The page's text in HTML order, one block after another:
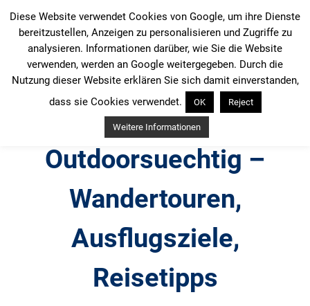
Inhalt
springen
Outdoorsuechtig –
Wandertouren,
Ausflugsziele,
Reisetipps
Diese Website verwendet Cookies von Google, um ihre Dienste
bereitzustellen, Anzeigen zu personalisieren und Zugriffe zu
analysieren. Informationen darüber, wie Sie die Website
verwenden, werden an Google weitergegeben. Durch die
Nutzung dieser Website erklären Sie sich damit einverstanden,
dass sie Cookies verwendet.
OK Reject
Weitere Informationen